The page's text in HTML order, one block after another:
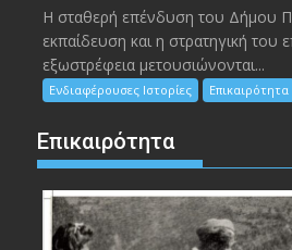
Η σταθερή επένδυση του Δήμου
εκπαίδευση και η στρατηγική του
εξωστρέφεια μετουσιώνονται...
Ενδιαφέρουσες Ιστορίες Επικαιρότητα
Επικαιρότητα